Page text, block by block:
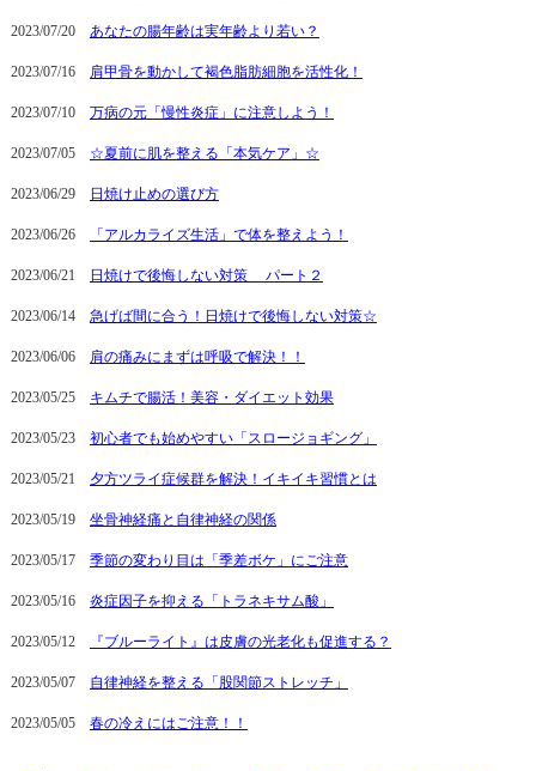
2023/07/20 あなたの腸年齢は実年齢より若い？
2023/07/16 肩甲骨を動かして褐色脂肪細胞を活性化！
2023/07/10 万病の元「慢性炎症」に注意しよう！
2023/07/05 ☆夏前に肌を整える「本気ケア」☆
2023/06/29 日焼け止めの選び方
2023/06/26 「アルカライズ生活」で体を整えよう！
2023/06/21 日焼けで後悔しない対策 パート２
2023/06/14 急げば間に合う！日焼けで後悔しない対策☆
2023/06/06 肩の痛みにまずは呼吸で解決！！
2023/05/25 キムチで腸活！美容・ダイエット効果
2023/05/23 初心者でも始めやすい「スロージョギング」
2023/05/21 夕方ツライ症候群を解決！イキイキ習慣とは
2023/05/19 坐骨神経痛と自律神経の関係
2023/05/17 季節の変わり目は「季差ボケ」にご注意
2023/05/16 炎症因子を抑える「トラネキサム酸」
2023/05/12 『ブルーライト』は皮膚の光老化も促進する？
2023/05/07 自律神経を整える「股関節ストレッチ」
2023/05/05 春の冷えにはご注意！！